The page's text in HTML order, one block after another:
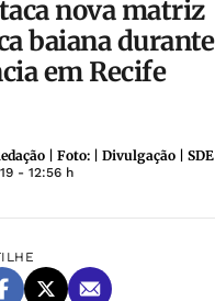
nova matriz
baiana durante
em Recife
| Foto: | Divulgação | SDE
- 12:56 h